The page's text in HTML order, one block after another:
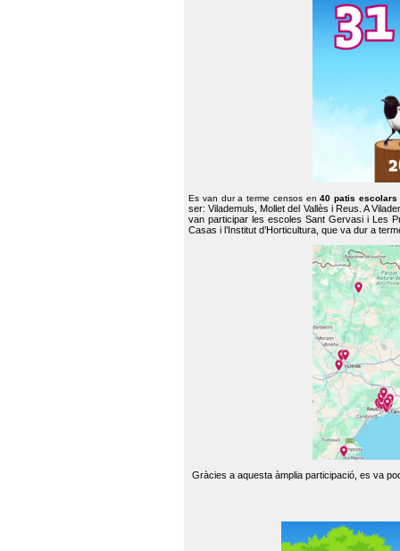
Es van dur a terme censos en40 patis escolars
ser: Vilademuls, Mollet del Vallès i Reus. A
van participar les escoles Sant Gervasi i Les
Casas i l’Institut d’Horticultura, que va dur a
Gràcies a aquesta àmplia participació, es va